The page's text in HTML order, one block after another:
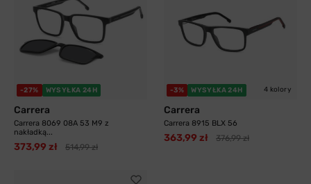
-27% WYSYŁKA 24H
Carrera
Carrera 8069 08A 53 M9 z
nakładką...
373,99 zł 514,99 zł
-3% WYSYŁKA 24H 4 kolory
Carrera
Carrera 8915 BLX 56
363,99 zł 376,99 zł